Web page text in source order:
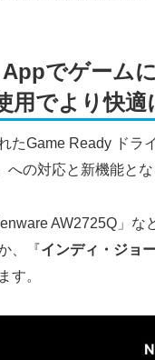
Appでゲーム
用でより快適
たGame Ready ドラ
への対応と新機能と
AW2725Q」
、『インディ・ジョ
す。